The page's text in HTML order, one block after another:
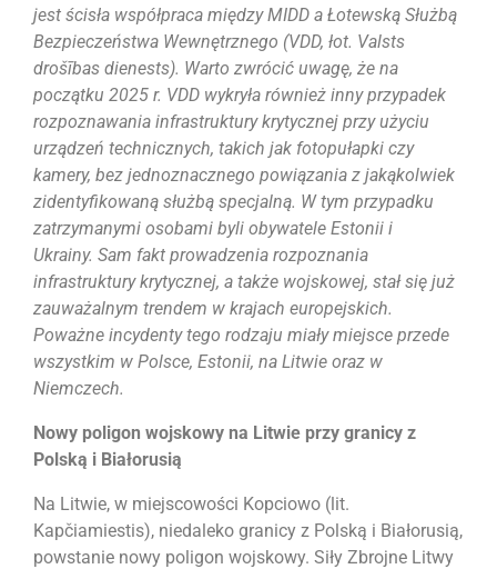
jest ścisła współpraca między MIDD a Łotewską Służbą
Bezpieczeństwa Wewnętrznego (VDD, łot. Valsts
drošības dienests). Warto zwrócić uwagę, że na
początku 2025 r. VDD wykryła również inny przypadek
rozpoznawania infrastruktury krytycznej przy użyciu
urządzeń technicznych, takich jak fotopułapki czy
kamery, bez jednoznacznego powiązania z jakąkolwiek
zidentyfikowaną służbą specjalną. W tym przypadku
zatrzymanymi osobami byli obywatele Estonii i
Ukrainy. Sam fakt prowadzenia rozpoznania
infrastruktury krytycznej, a także wojskowej, stał się już
zauważalnym trendem w krajach europejskich.
Poważne incydenty tego rodzaju miały miejsce przede
wszystkim w Polsce, Estonii, na Litwie oraz w
Niemczech.
Nowy poligon wojskowy na Litwie przy granicy z
Polską i Białorusią
Na Litwie, w miejscowości Kopciowo (lit.
Kapčiamiestis), niedaleko granicy z Polską i Białorusią,
powstanie nowy poligon wojskowy. Siły Zbrojne Litwy